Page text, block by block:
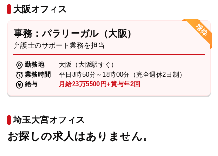
大阪オフィス
事務：パラリーガル（大阪）
弁護士のサポート業務を担当
勤務地
大阪（大阪駅すぐ）
業務時間
平日8時50分～18時00分（完全週休2日制）
給与
月給23万5500円+賞与年2回
埼玉大宮オフィス
お探しの求人はありません。